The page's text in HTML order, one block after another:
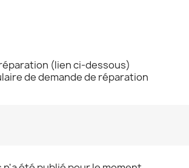
(lien ci-dessous)
de demande de réparation